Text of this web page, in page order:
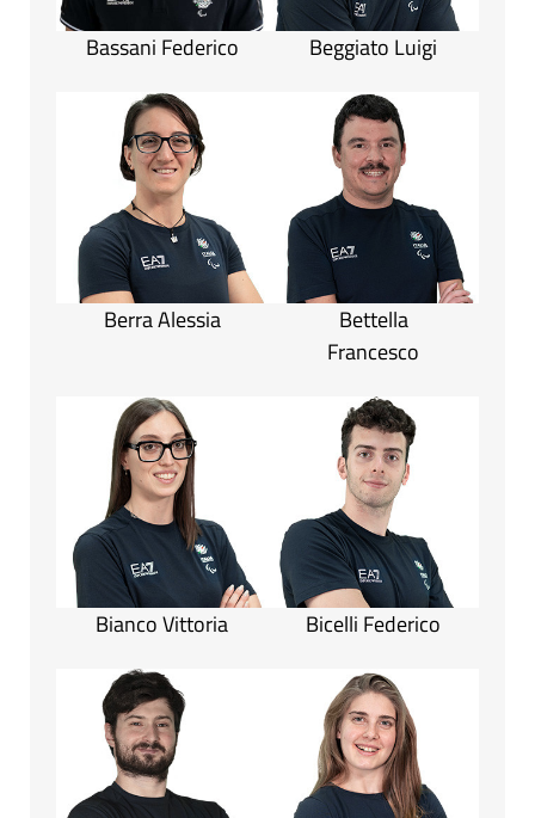
Bassani Federico Beggiato Luigi
Berra Alessia
Bettella
Francesco
Bianco Vittoria Bicelli Federico